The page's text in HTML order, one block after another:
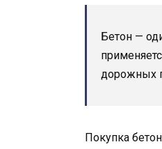
Бетон —
дорожных
Покупка